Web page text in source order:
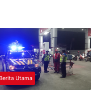
Berita Utama